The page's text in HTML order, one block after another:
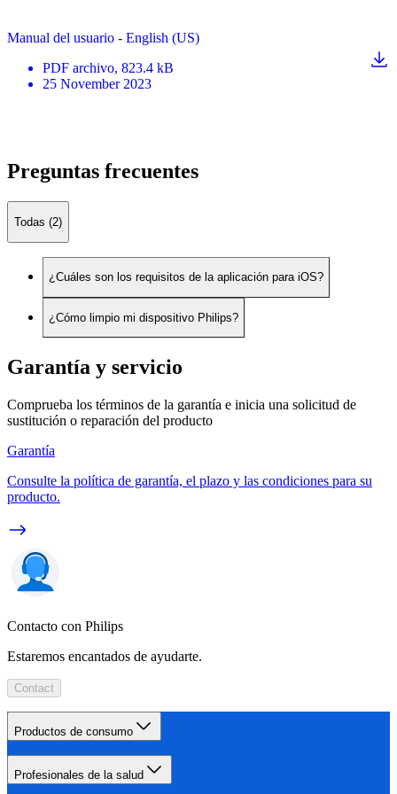
Manual del usuario - English (US)
PDF archivo, 823.4 kB
25 November 2023
Preguntas frecuentes
Todas (2)
¿Cuáles son los requisitos de la aplicación para iOS?
¿Cómo limpio mi dispositivo Philips?
Garantía y servicio
Comprueba los términos de la garantía e inicia una solicitud de
sustitución o reparación del producto
Garantía
Consulte la política de garantía, el plazo y las condiciones para su
producto.
Contacto con Philips
Estaremos encantados de ayudarte.
Contact
Productos de consumo
Profesionales de la salud